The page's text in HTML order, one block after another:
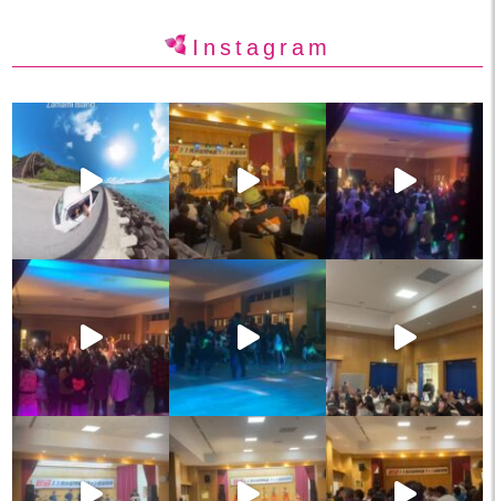
Instagram